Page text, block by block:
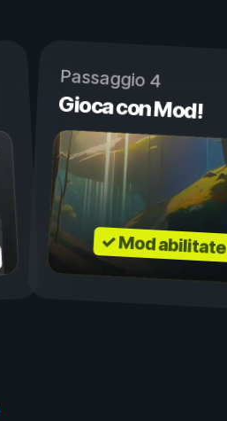
Passaggio 4
Gioca con Mod!
✓ Mod abilitate